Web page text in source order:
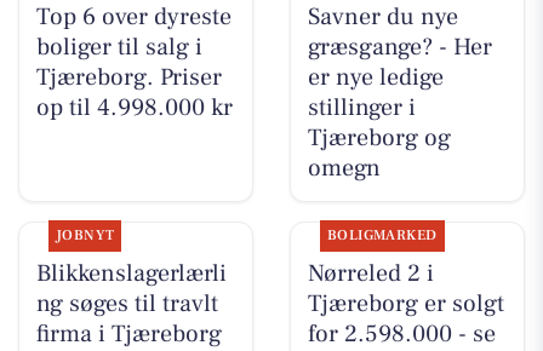
Top 6 over dyreste
boliger til salg i
Tjæreborg. Priser
op til 4.998.000 kr
Savner du nye
græsgange? - Her
er nye ledige
stillinger i
Tjæreborg og
omegn
JOBNYT
Blikkenslagerlærli
ng søges til travlt
firma i Tjæreborg
BOLIGMARKED
Nørreled 2 i
Tjæreborg er solgt
for 2.598.000 - se